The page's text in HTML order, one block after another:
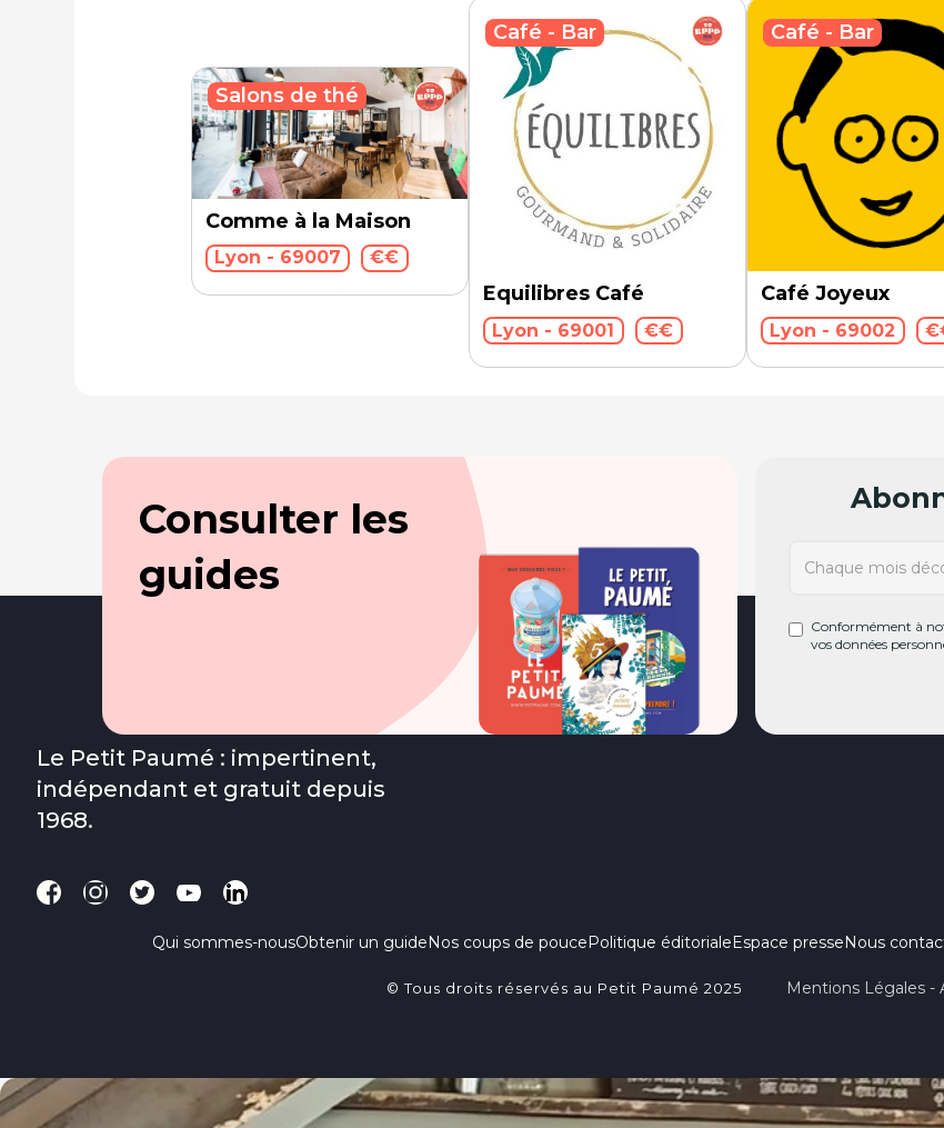
Comme à la Maison
Lyon - 69007 €€
Salons de thé
Equilibres Café
Lyon - 69001 €€
Café - Bar
Café Joyeux
Lyon - 69002
Café - Bar
Consulter les
guides
Conformément à
vos données
Le Petit Paumé : impertinent,
indépendant et gratuit depuis
1968.
Qui sommes-nousObtenir un guideNos coups de poucePolitique éditorialeEspace presseNous
© Tous droits réservés au Petit Paumé 2025 Mentions Légales -